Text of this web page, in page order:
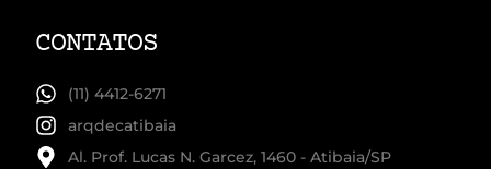
CONTATOS
(11) 4412-6271
arqdecatibaia
Al. Prof. Lucas N. Garcez, 1460 - Atibaia/SP